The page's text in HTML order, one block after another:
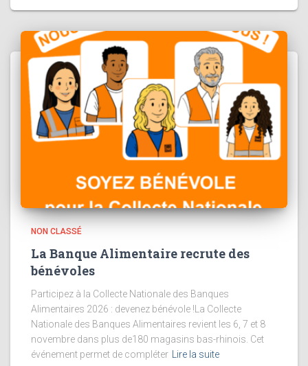
NON CLASSÉ
La Banque Alimentaire recrute des
bénévoles
Participez à la Collecte Nationale des Banques
Alimentaires 2026 : devenez bénévole !La Collecte
Nationale des Banques Alimentaires revient les 6, 7 et 8
novembre dans plus de180 magasins bas-rhinois. Cet
événement permet de compléter Lire la suite